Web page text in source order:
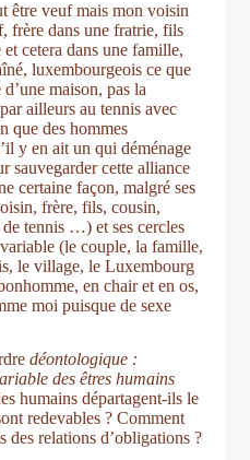
être veuf mais mon voisin
frère dans une fratrie, fils
cetera dans une famille,
luxembourgeois ce que
maison, pas la
ailleurs au tennis avec
que des hommes
y en ait un qui déménage
sauvegarder cette alliance
certaine façon, malgré ses
frère, fils, cousin,
tennis …) et ses cercles
(le couple, la famille,
le village, le Luxembourg
en chair et en os,
moi puisque de sexe
déontologique :
des êtres humains
humains départagent-ils le
redevables ? Comment
des relations d’obligations ?